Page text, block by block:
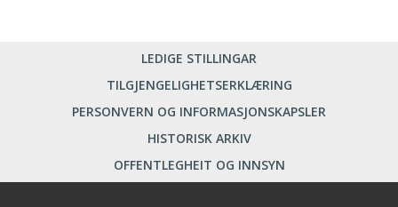
LEDIGE STILLINGAR
TILGJENGELIGHETSERKLÆRING
PERSONVERN OG INFORMASJONSKAPSLER
HISTORISK ARKIV
OFFENTLEGHEIT OG INNSYN